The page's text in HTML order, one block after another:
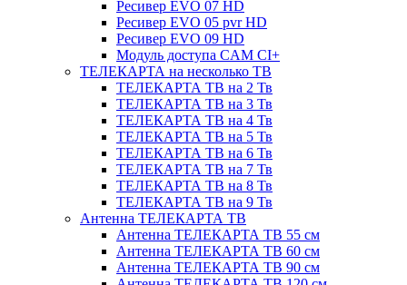
Ресивер EVO 07 HD
Ресивер EVO 05 pvr HD
Ресивер EVO 09 HD
Модуль доступа CAM CI+
ТЕЛЕКАРТА на несколько ТВ
ТЕЛЕКАРТА ТВ на 2 Тв
ТЕЛЕКАРТА ТВ на 3 Тв
ТЕЛЕКАРТА ТВ на 4 Тв
ТЕЛЕКАРТА ТВ на 5 Тв
ТЕЛЕКАРТА ТВ на 6 Тв
ТЕЛЕКАРТА ТВ на 7 Тв
ТЕЛЕКАРТА ТВ на 8 Тв
ТЕЛЕКАРТА ТВ на 9 Тв
Антенна ТЕЛЕКАРТА ТВ
Антенна ТЕЛЕКАРТА ТВ 55 см
Антенна ТЕЛЕКАРТА ТВ 60 см
Антенна ТЕЛЕКАРТА ТВ 90 см